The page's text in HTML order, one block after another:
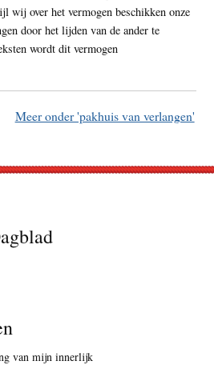
wij over het vermogen beschikken onze
door het lijden van de ander te
wordt dit vermogen
Meer onder 'pakhuis van verlangen'
van mijn innerlijk